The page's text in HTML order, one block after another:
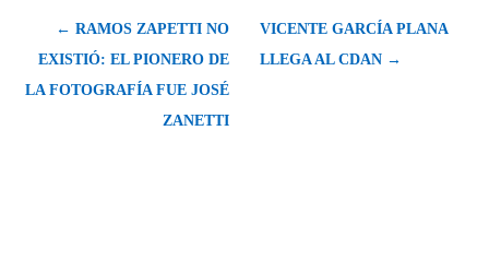
← RAMOS ZAPETTI NO
EXISTIÓ: EL PIONERO DE
LA FOTOGRAFÍA FUE JOSÉ
ZANETTI
VICENTE GARCÍA PLANA
LLEGA AL CDAN →